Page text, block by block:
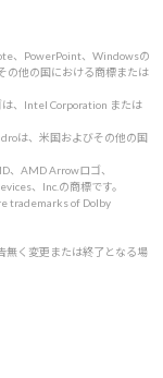
、PowerPoint、Windowsの
の他の国における商標または
、Intel Corporation または
は、米国およびその他の国
、AMD Arrowロゴ、
、Inc.の商標です。
trademarks of Dolby
無く変更または終了となる場